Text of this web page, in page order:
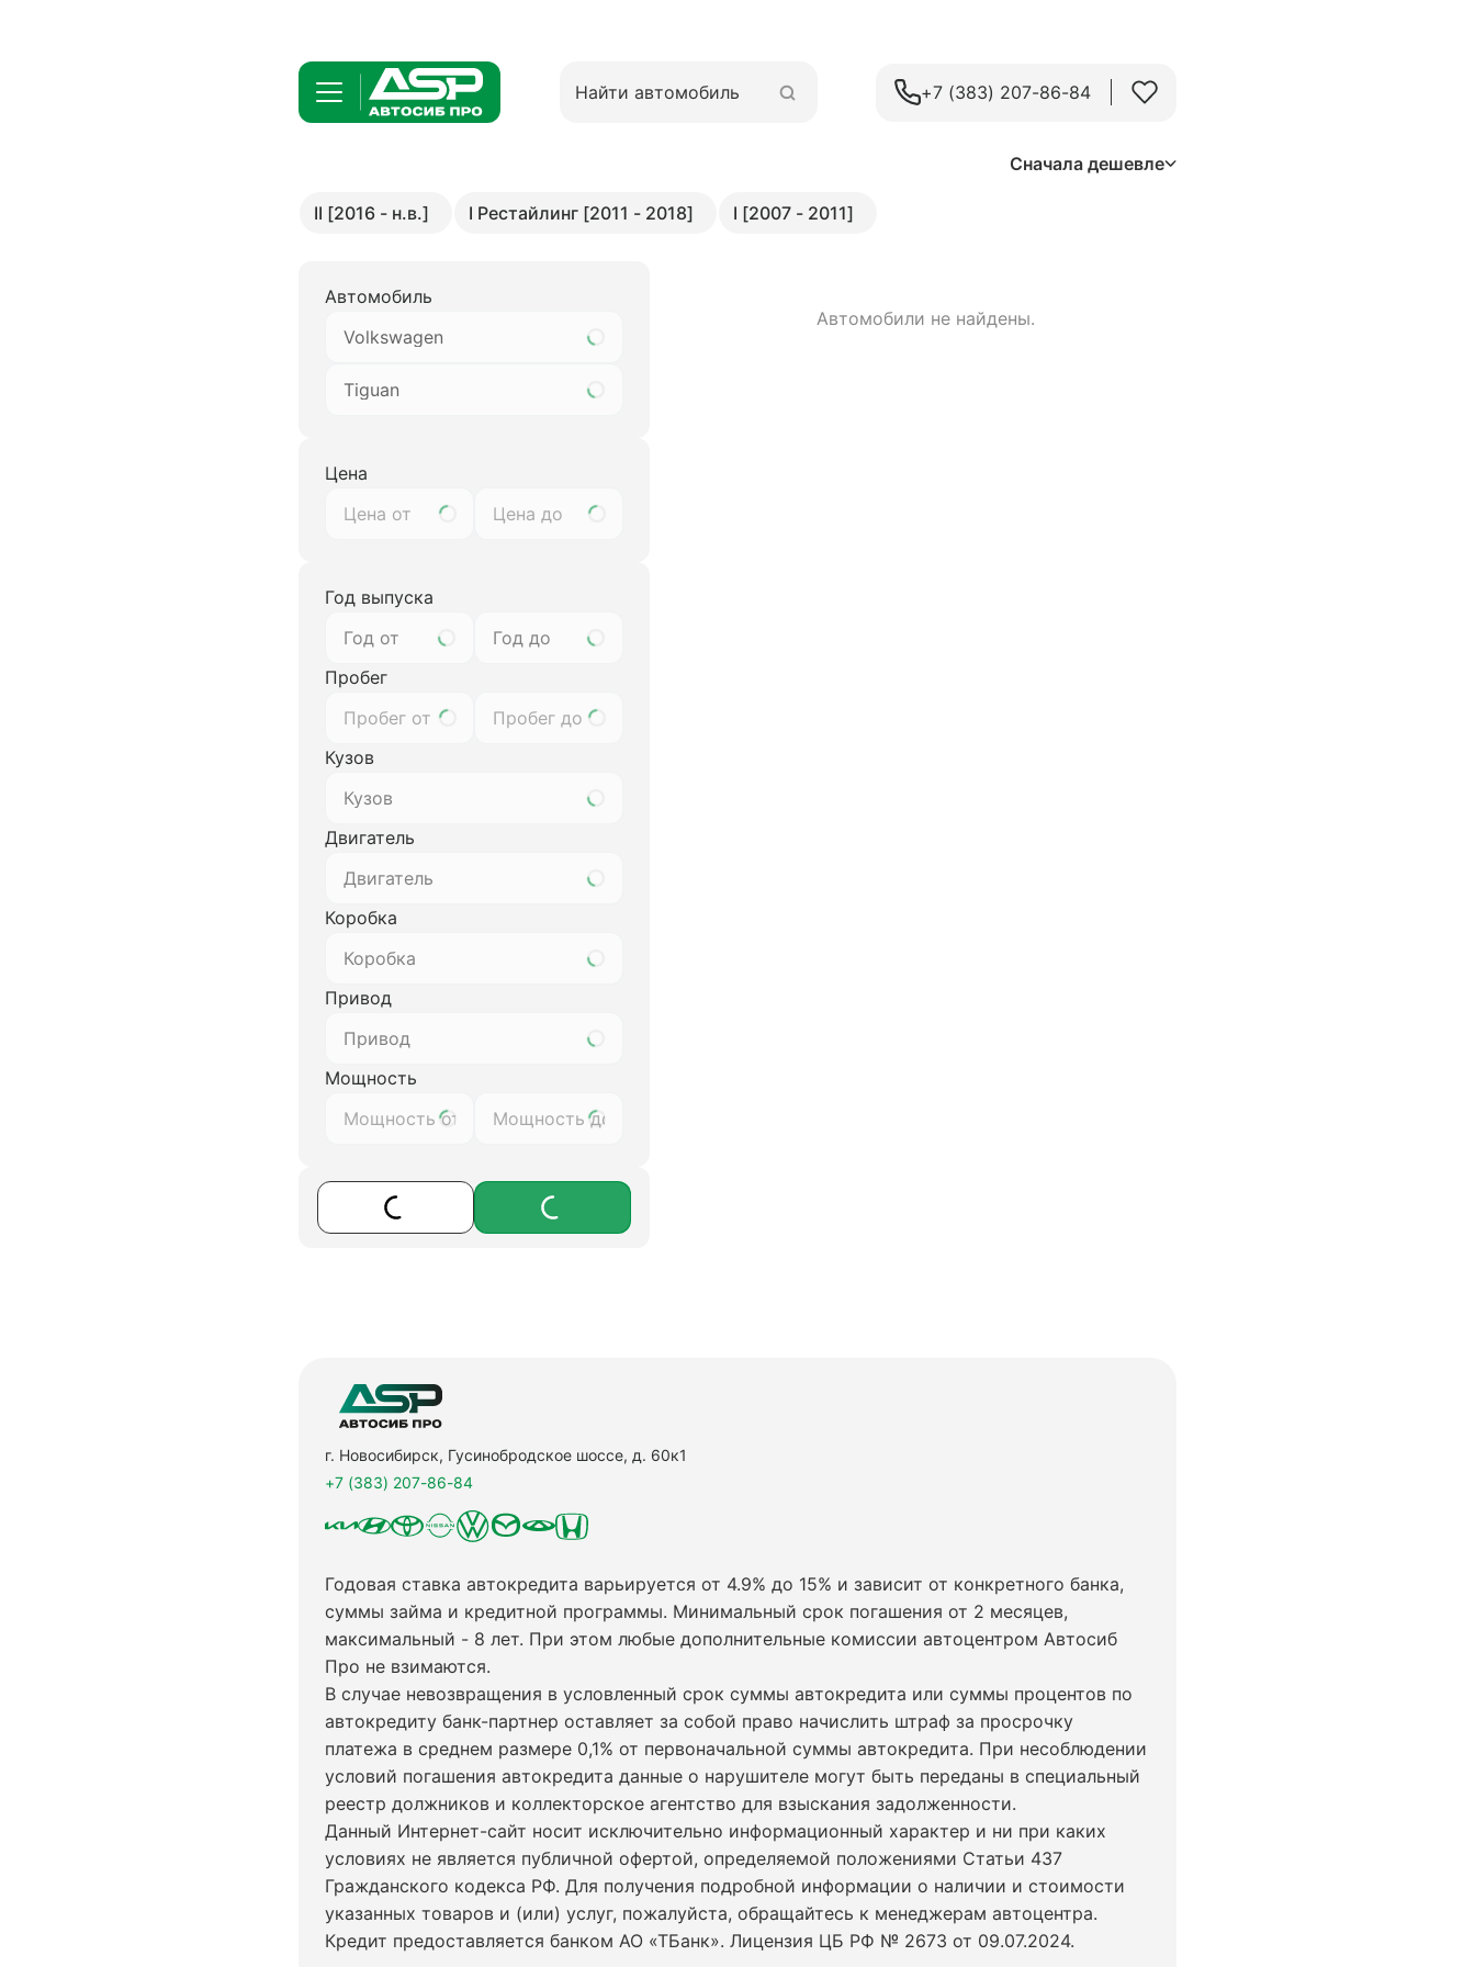
+7 (383) 207-86-84
Сначала дешевле
II [2016 - н.в.] I Рестайлинг [2011 - 2018] I [2007 - 2011]
Автомобиль
Volkswagen
Tiguan
Цена
Год выпуска
Год от
Год до
Пробег
Кузов
Кузов
Двигатель
Двигатель
Коробка
Коробка
Привод
Привод
Мощность
Автомобили не найдены.
г. Новосибирск, Гусинобродское шоссе, д. 60к1
+7 (383) 207-86-84
Годовая ставка автокредита варьируется от 4.9% до 15% и зависит от конкретного банка,
суммы займа и кредитной программы. Минимальный срок погашения от 2 месяцев,
максимальный - 8 лет. При этом любые дополнительные комиссии автоцентром Автосиб
Про не взимаются.
В случае невозвращения в условленный срок суммы автокредита или суммы процентов по
автокредиту банк-партнер оставляет за собой право начислить штраф за просрочку
платежа в среднем размере 0,1% от первоначальной суммы автокредита. При несоблюдении
условий погашения автокредита данные о нарушителе могут быть переданы в специальный
реестр должников и коллекторское агентство для взыскания задолженности.
Данный Интернет-сайт носит исключительно информационный характер и ни при каких
условиях не является публичной офертой, определяемой положениями Статьи 437
Гражданского кодекса РФ. Для получения подробной информации о наличии и стоимости
указанных товаров и (или) услуг, пожалуйста, обращайтесь к менеджерам автоцентра.
Кредит предоставляется банком АО «ТБанк». Лицензия ЦБ РФ № 2673 от 09.07.2024.